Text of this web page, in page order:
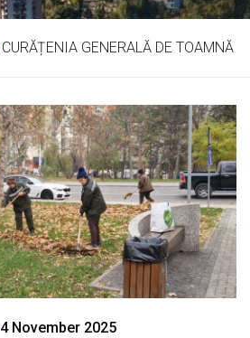
CURĂȚENIA GENERALĂ DE TOAMNĂ
4 November 2025